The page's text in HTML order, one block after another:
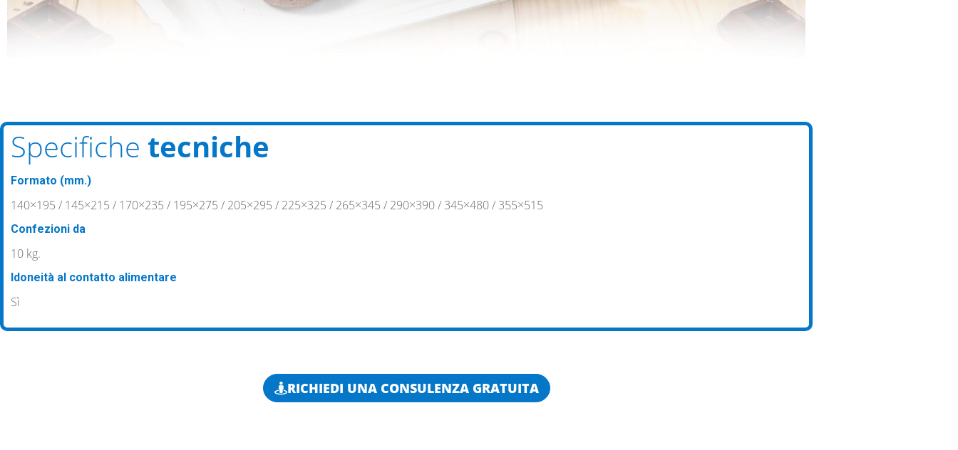
Specifiche tecniche
Formato (mm.)
140×195 / 145×215 / 170×235 / 195×275 / 205×295 / 225×325 / 265×345 / 290×390 / 345×480 / 355×515
Confezioni da
10 kg.
Idoneità al contatto alimentare
Sì
RICHIEDI UNA CONSULENZA GRATUITA